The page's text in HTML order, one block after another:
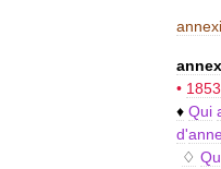
• 1853
♦ Qui
d'
♢